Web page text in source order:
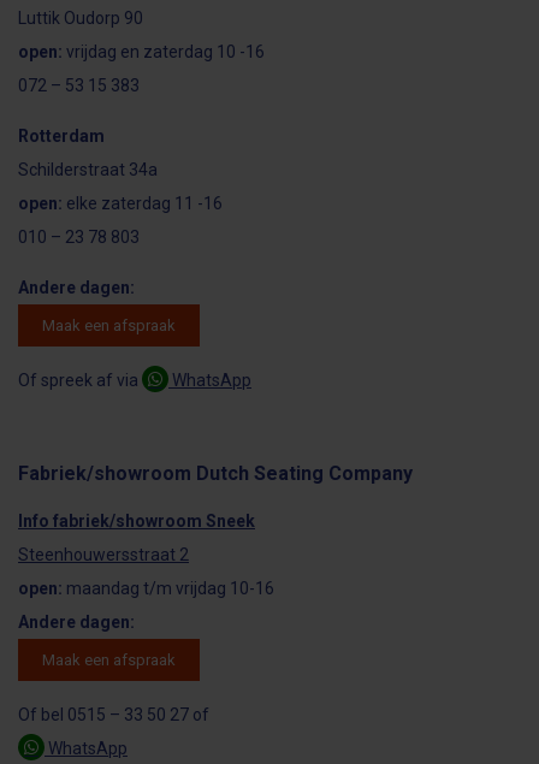
Luttik Oudorp 90
open: vrijdag en zaterdag 10 -16
072 – 53 15 383
Rotterdam
Schilderstraat 34a
open: elke zaterdag 11 -16
010 – 23 78 803
Andere dagen:
Maak een afspraak
Of spreek af via WhatsApp
Fabriek/showroom Dutch Seating Company
Info fabriek/showroom Sneek
Steenhouwersstraat 2
open: maandag t/m vrijdag 10-16
Andere dagen:
Maak een afspraak
Of bel 0515 – 33 50 27 of
WhatsApp